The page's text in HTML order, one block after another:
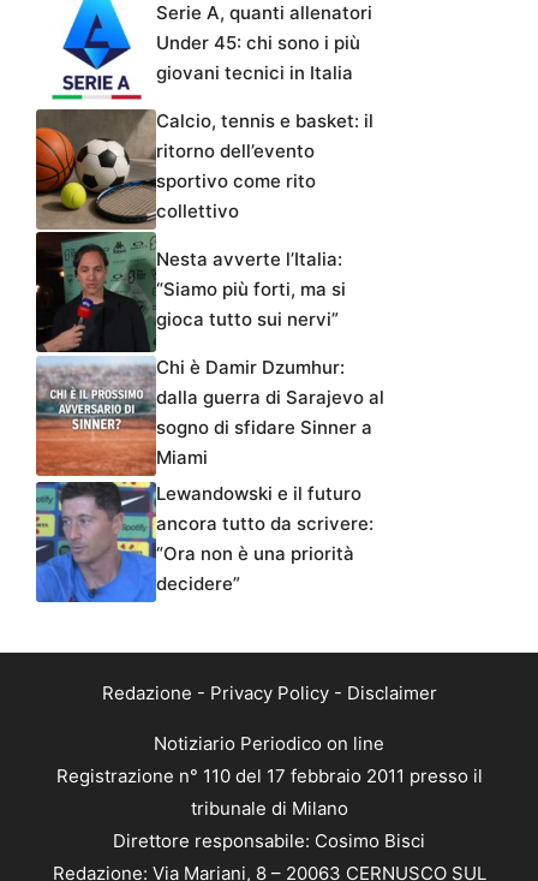
Serie A, quanti allenatori
Under 45: chi sono i più
giovani tecnici in Italia
Calcio, tennis e basket: il
ritorno dell’evento
sportivo come rito
collettivo
Nesta avverte l’Italia:
“Siamo più forti, ma si
gioca tutto sui nervi”
Chi è Damir Dzumhur:
dalla guerra di Sarajevo al
sogno di sfidare Sinner a
Miami
Lewandowski e il futuro
ancora tutto da scrivere:
“Ora non è una priorità
decidere”
Redazione - Privacy Policy- Disclaimer
Notiziario Periodico on line
Registrazione n° 110 del 17 febbraio 2011 presso il
tribunale di Milano
Direttore responsabile: Cosimo Bisci
Redazione: Via Mariani, 8 – 20063 CERNUSCO SUL